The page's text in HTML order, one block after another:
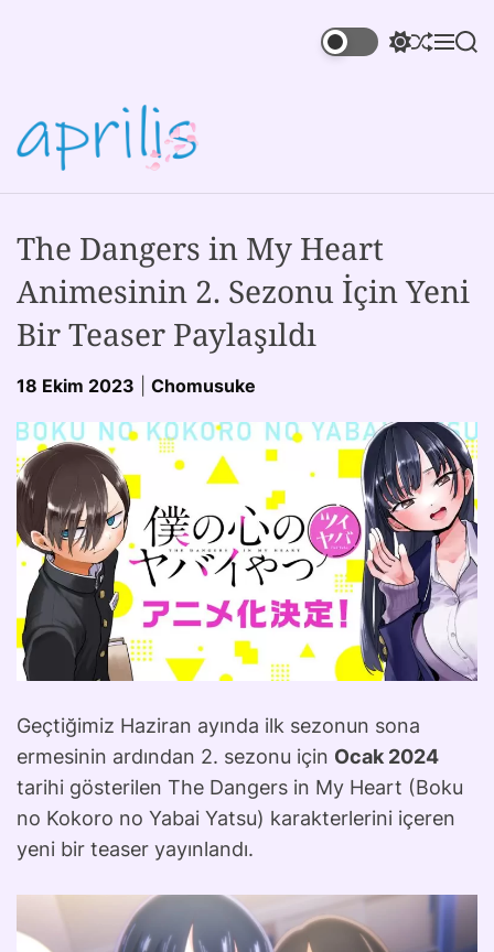
The Dangers in My Heart
Animesinin 2. Sezonu İçin Yeni
Bir Teaser Paylaşıldı
18 Ekim 2023 Chomusuke
Geçtiğimiz Haziran ayında ilk sezonun sona
ermesinin ardından 2. sezonu için Ocak 2024
tarihi gösterilen The Dangers in My Heart (Boku
no Kokoro no Yabai Yatsu) karakterlerini içeren
yeni bir teaser yayınlandı.